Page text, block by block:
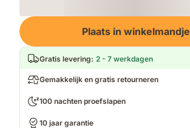
Loading
Plaats in winkelmandje
Gratis levering: 2 - 7 werkdagen
Gemakkelijk en gratis retourneren
100 nachten proefslapen
10 jaar garantie